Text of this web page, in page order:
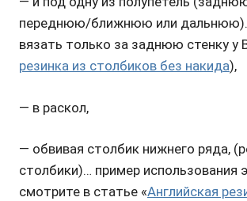
переднюю/ближнюю или дальнюю).
вязать только за заднюю стенку у
резинка из столбиков без накида),
— в раскол,
— обвивая столбик нижнего ряда,
столбики)… пример использования
смотрите в статье «Английская